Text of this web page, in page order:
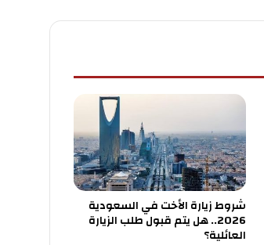
شروط زيارة الأخت في السعودية
2026.. هل يتم قبول طلب الزيارة
العائلية؟